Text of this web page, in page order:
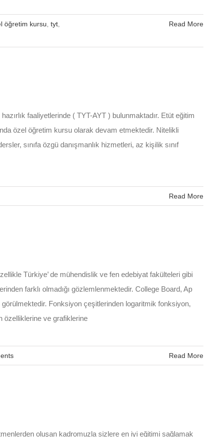
öğretim kursu tyt Read More
faaliyetlerinde ( TYT-AYT ) bulunmaktadır. Etüt eğitim
özel öğretim kursu olarak devam etmektedir. Nitelikli
sınıfa özgü danışmanlık hizmetleri, az kişilik sınıf
Read More
Türkiye’ de mühendislik ve fen edebiyat fakülteleri gibi
farklı olmadığı gözlemlenmektedir. College Board, Ap
Fonksiyon çeşitlerinden logaritmik fonksiyon,
özelliklerine ve grafiklerine
Read More
oluşan kadromuzla sizlere en iyi eğitimi sağlamak